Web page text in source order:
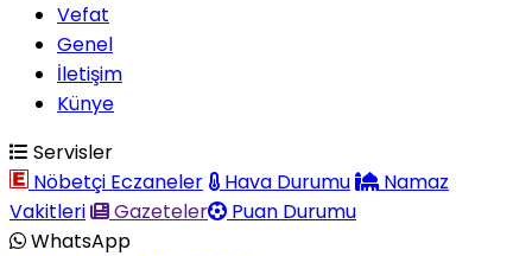
Vefat
Genel
İletişim
Künye
Servisler
Nöbetçi Eczaneler
Hava Durumu
Namaz
Vakitleri
Gazeteler
Puan Durumu
WhatsApp